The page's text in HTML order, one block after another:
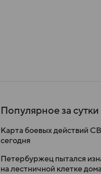
Популярное за сутки
Карта боевых действий
сегодня
Петербуржец пытался
на лестничной клетке